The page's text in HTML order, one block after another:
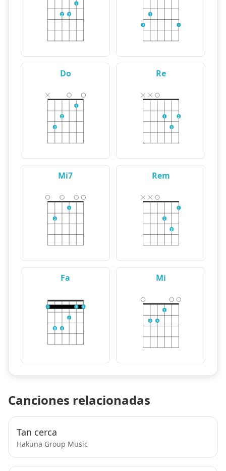
2 3
1
2
1
3
Do
3
2
1
Re
1
3
2
Mi7
2
1
Rem
2
3
1
Fa
1
3 4
2
1 1
Mi
2 3
1
Canciones relacionadas
Tan cerca
Hakuna Group Music